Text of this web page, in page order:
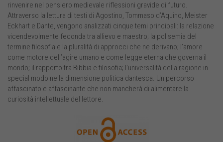
rinvenire nel pensiero medievale riflessioni gravide di futuro.
Attraverso la lettura di testi di Agostino, Tommaso d’Aquino, Meister
Eckhart e Dante, vengono analizzati cinque temi principali: la relazione
vicendevolmente feconda tra allievo e maestro; la polisemia del
termine filosofia e la pluralità di approcci che ne derivano; l’amore
come motore dell’agire umano e come legge eterna che governa il
mondo; il rapporto tra Bibbia e filosofia; l’universalità della ragione in
special modo nella dimensione politica dantesca. Un percorso
affascinato e affascinante che non mancherà di alimentare la
curiosità intellettuale del lettore.